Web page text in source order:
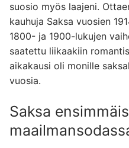
suosio myös laajeni.
kauhuja Saksa vuosien
1800- ja 1900-lukujen
saatettu liikaakiin
aikakausi oli monille
vuosia.
Saksa